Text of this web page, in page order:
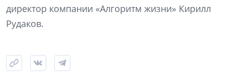
директор компании «Алгоритм жизни» Кирилл
Рудаков.